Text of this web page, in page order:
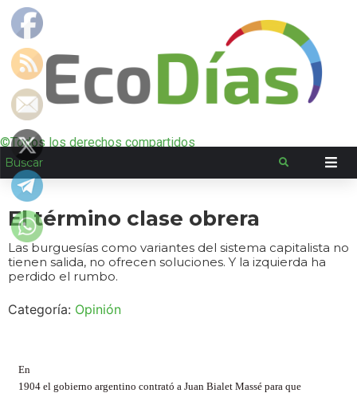
©Todos los derechos compartidos
El término clase obrera
Las burguesías como variantes del sistema capitalista no
tienen salida, no ofrecen soluciones. Y la izquierda ha
perdido el rumbo.
Categoría: Opinión
En
1904 el gobierno argentino contrató a Juan Bialet Massé para que